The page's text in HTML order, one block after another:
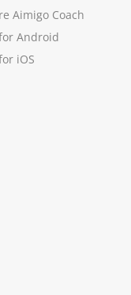
Aimigo Coach
Android
iOS